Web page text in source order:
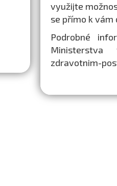
využijte
se přímo k
Podrobné
Ministerstva
zdravotnim-